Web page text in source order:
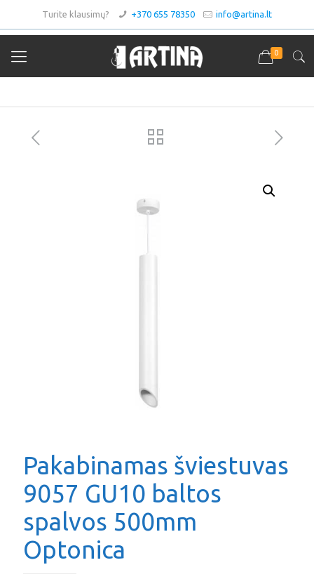
Turite klausimų? +370 655 78350 info@artina.lt
0
Asortimentas
Pakabinamas šviestuvas
9057 GU10 baltos
spalvos 500mm
Optonica